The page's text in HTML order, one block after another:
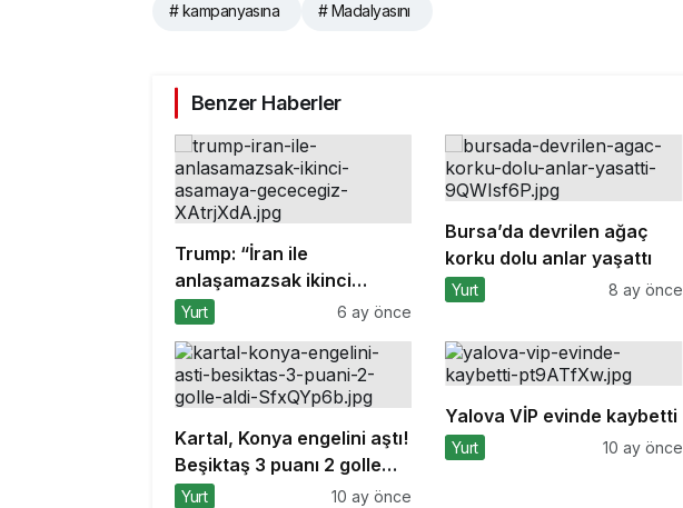
# kampanyasına # Madalyasını
Benzer Haberler
Trump: “İran ile
anlaşamazsak ikinci
aşamaya geçeceğiz”
Yurt 6 ay önce
Bursa’da devrilen ağaç
korku dolu anlar yaşattı
Yurt 8 ay önce
Kartal, Konya engelini aştı!
Beşiktaş 3 puanı 2 golle
aldı
Yurt 10 ay önce
Yalova VİP evinde kaybetti
Yurt 10 ay önce